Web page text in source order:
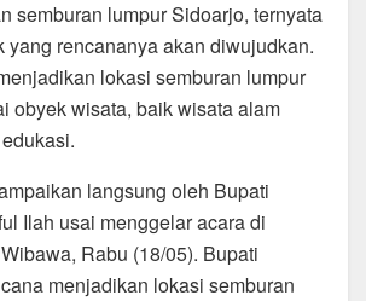
gr
a
m
e
semburan lumpur Sidoarjo, ternyata
yang rencananya akan diwujudkan.
lokasi semburan lumpur
obyek wisata, baik wisata alam
langsung oleh Bupati
Ilah usai menggelar acara di
Rabu (18/05). Bupati
menjadikan lokasi semburan